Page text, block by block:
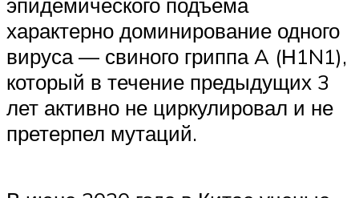
характерно доминирование одного
вируса — свиного гриппа A (Н1N1),
который в течение предыдущих 3
лет активно не циркулировал и не
претерпел мутаций.